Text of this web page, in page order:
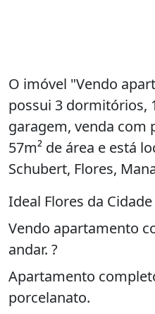
O imóvel "Vendo
possui 3 dormitórios,
garagem, venda com
57m² de área e está
Schubert, Flores,
Ideal Flores da Cidade
Vendo apartamento
andar. ?
Apartamento
porcelanato.